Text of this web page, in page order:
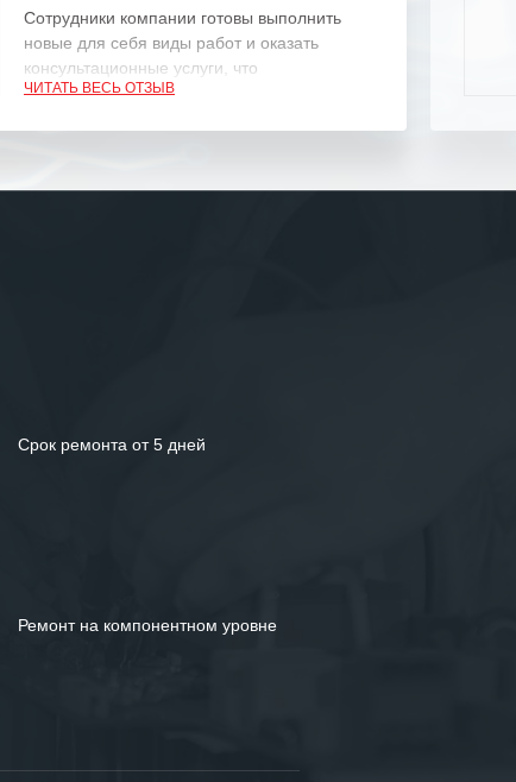
Сотрудники компании готовы выполнить
новые для себя виды работ и оказать
консультационные услуги, что
характеризует их как профессионалов
ответственного и надежного поставщика
ЧИТАТЬ ВЕСЬ ОТЗЫВ
Срок ремонта от 5 дней
Ремонт на компонентном уровне